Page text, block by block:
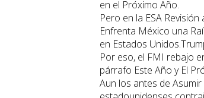
en el Próximo Año.
Pero en la ESA
Enfrenta México una
en Estados
Por eso, el FMI rebajo
párrafo Este Año y El
Aun los antes de